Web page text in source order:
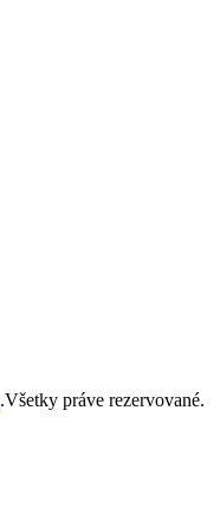
.Všetky práve rezervované.